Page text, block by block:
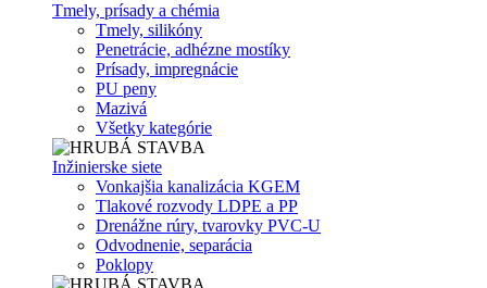
Tmely, prísady a chémia
Tmely, silikóny
Penetrácie, adhézne mostíky
Prísady, impregnácie
PU peny
Mazivá
Všetky kategórie
Inžinierske siete
Vonkajšia kanalizácia KGEM
Tlakové rozvody LDPE a PP
Drenážne rúry, tvarovky PVC-U
Odvodnenie, separácia
Poklopy